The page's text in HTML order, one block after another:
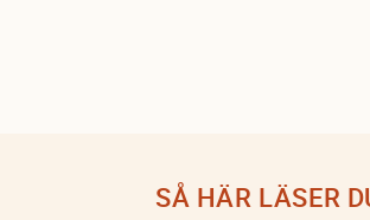
SÅ HÄR LÄSER